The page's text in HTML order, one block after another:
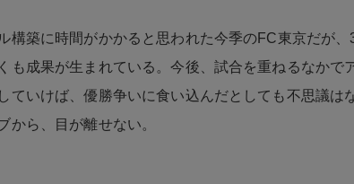
構築に時間がかかると思われた今季のFC東京だが、
も成果が生まれている。今後、試合を重ねるなかで
ていけば、優勝争いに食い込んだとしても不思議は
から、目が離せない。